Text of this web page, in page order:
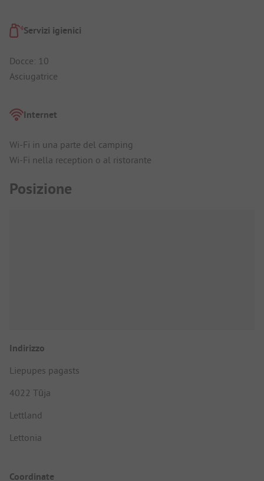
Servizi igienici
Docce: 10
Asciugatrice
Internet
Wi-Fi in una parte del camping
Wi-Fi nella reception o al ristorante
Posizione
Indirizzo
Liepupes pagasts
4022 Tūja
Lettland
Lettonia
Coordinate